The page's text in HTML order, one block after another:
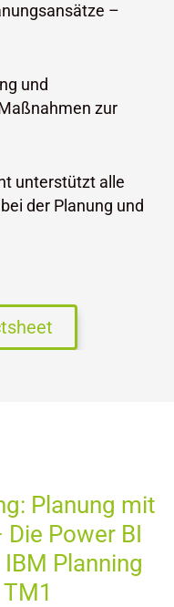
–
und
zur
unterstützt alle
der Planung und
Planung mit
Power BI
Planning